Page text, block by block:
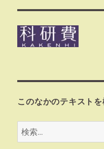
このなかのテキスト
検
索: